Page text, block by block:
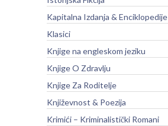
Kapitalna Izdanja & Enciklopedije
Klasici
Knjige na engleskom jeziku
Knjige O Zdravlju
Knjige Za Roditelje
Književnost & Poezija
Krimići – Kriminalistički Romani